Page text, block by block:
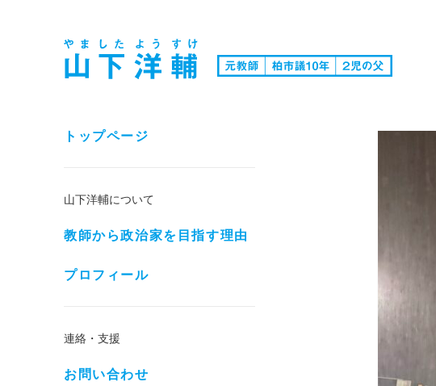
トップページ
山下洋輔について
教師から政治家を目指す理由
プロフィール
連絡・支援
お問い合わせ